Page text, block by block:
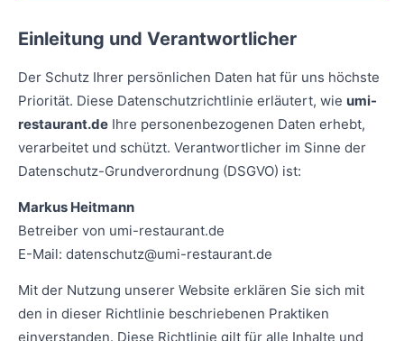
Einleitung und Verantwortlicher
Der Schutz Ihrer persönlichen Daten hat für uns höchste
Priorität. Diese Datenschutzrichtlinie erläutert, wie umi-
restaurant.de Ihre personenbezogenen Daten erhebt,
verarbeitet und schützt. Verantwortlicher im Sinne der
Datenschutz-Grundverordnung (DSGVO) ist:
Markus Heitmann
Betreiber von umi-restaurant.de
E-Mail: datenschutz@umi-restaurant.de
Mit der Nutzung unserer Website erklären Sie sich mit
den in dieser Richtlinie beschriebenen Praktiken
einverstanden. Diese Richtlinie gilt für alle Inhalte und